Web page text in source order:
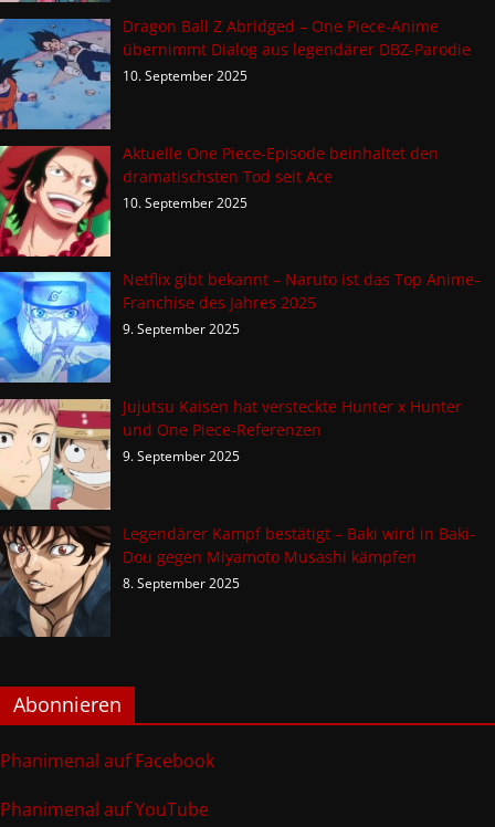
Dragon Ball Z Abridged – One Piece-Anime
übernimmt Dialog aus legendärer DBZ-Parodie
10. September 2025
Aktuelle One Piece-Episode beinhaltet den
dramatischsten Tod seit Ace
10. September 2025
Netflix gibt bekannt – Naruto ist das Top Anime-
Franchise des Jahres 2025
9. September 2025
Jujutsu Kaisen hat versteckte Hunter x Hunter
und One Piece-Referenzen
9. September 2025
Legendärer Kampf bestätigt – Baki wird in Baki-
Dou gegen Miyamoto Musashi kämpfen
8. September 2025
Abonnieren
Phanimenal auf Facebook
Phanimenal auf YouTube